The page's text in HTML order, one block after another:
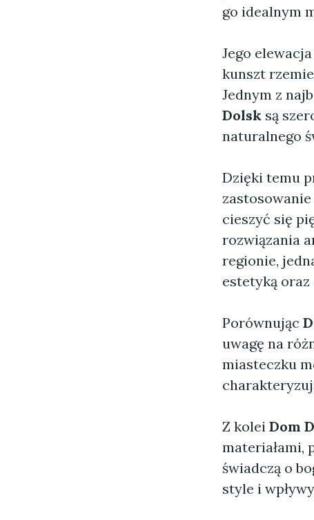
go idealnym
Jego
kunszt
Jednym z
Dolsk są
naturalnego
Dzięki temu
cieszyć się
rozwiązania
regionie,
estetyką oraz
Porównując
uwagę na
miasteczku
Z kolei Dom
materiałami,
świadczą o
style i